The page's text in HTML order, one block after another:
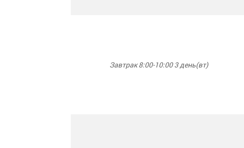
Завтрак 8:00-10:00 3 день(вт)